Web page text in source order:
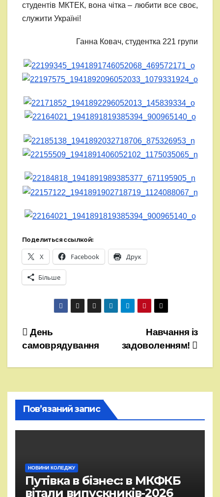
студентів МКТЕК, вона чітка – любити все своє,
служити Україні!
Ганна Ковач, студентка 221 групи
Поделиться ссылкой:
X Facebook Друк
Більше
Навігація
записів
Навчання із
задоволенням!
День
самоврядування
Пов’язаний запис
НОВИНИ КОЛЕДЖУ
Путівка в бізнес: в МКФКБ
вітали випускників-2026